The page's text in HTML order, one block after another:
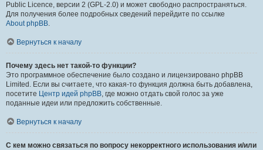
Public Licence, версии 2 (GPL-2.0) и может свободно распространяться.
Для получения более подробных сведений перейдите по ссылке
About phpBB.
Вернуться к началу
Почему здесь нет такой-то функции?
Это программное обеспечение было создано и лицензировано phpBB
Limited. Если вы считаете, что какая-то функция должна быть добавлена,
посетите Центр идей phpBB, где можно отдать свой голос за уже
поданные идеи или предложить собственные.
Вернуться к началу
С кем можно связаться по вопросу некорректного использования и/или